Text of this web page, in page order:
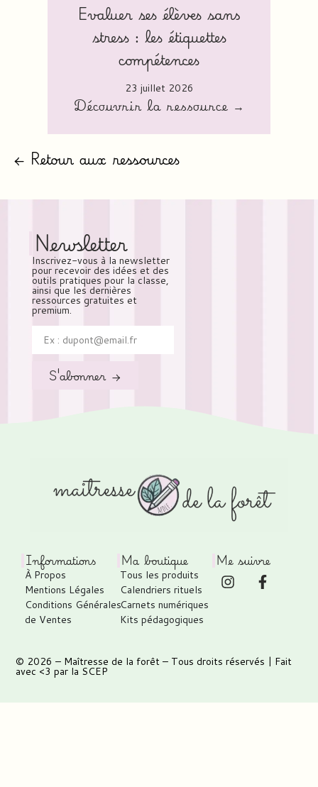
Evaluer ses élèves sans
stress : les étiquettes
compétences
23 juillet 2026
Découvrir la ressource →
← Retour aux ressources
Newsletter
Inscrivez-vous à la newsletter
pour recevoir des idées et des
outils pratiques pour la classe,
ainsi que les dernières
ressources gratuites et
premium.
S'abonner →
Informations
À Propos
Mentions Légales
Conditions Générales
de Ventes
Ma boutique
Tous les produits
Calendriers rituels
Carnets numériques
Kits pédagogiques
Me suivre
© 2026 – Maîtresse de la forêt – Tous droits réservés | Fait
avec <3 par la SCEP